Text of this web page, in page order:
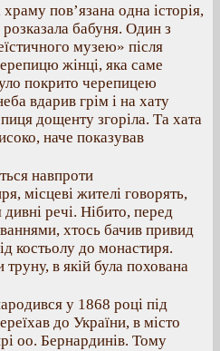
пов’язана одна історія,
бабуня. Один з
музею» після
жінці, яка саме
покрито черепицею
вдарив грім і на хату
дощенту згоріла. Та хата
наче показував
навпроти
місцеві жителі говорять,
речі. Нібито, перед
хтось бачив привид
костьолу до монастиря.
в якій була похована
у 1868 році під
до України, в місто
оо. Бернардинів. Тому